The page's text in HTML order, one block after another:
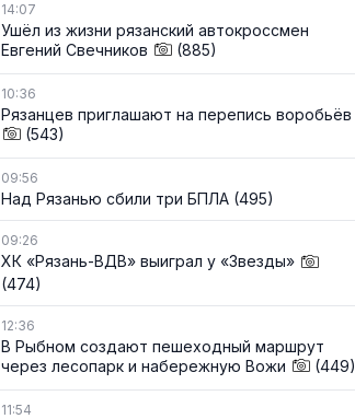
14:07
Ушёл из жизни рязанский автокроссмен
Евгений Свечников
(885)
10:36
Рязанцев приглашают на перепись воробьёв
(543)
09:56
Над Рязанью сбили три БПЛА (495)
09:26
ХК «Рязань-ВДВ» выиграл у «Звезды»
(474)
12:36
В Рыбном создают пешеходный маршрут
через лесопарк и набережную Вожи
(449)
11:54